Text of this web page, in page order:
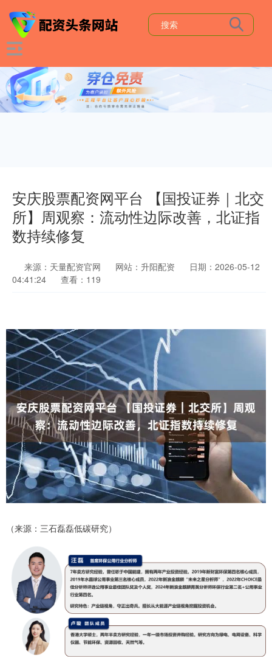
安庆股票配资网平台 【国投证券｜北交
所】周观察：流动性边际改善，北证指
数持续修复
来源：天量配资官网 网站：升阳配资
日期：2026-05-12
04:41:24
查看：119
（来源：三石磊磊低碳研究）